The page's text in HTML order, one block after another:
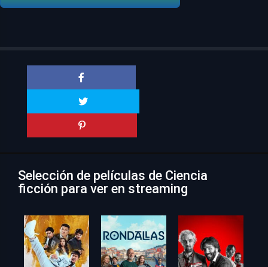
Selección de películas de Ciencia
ficción para ver en streaming